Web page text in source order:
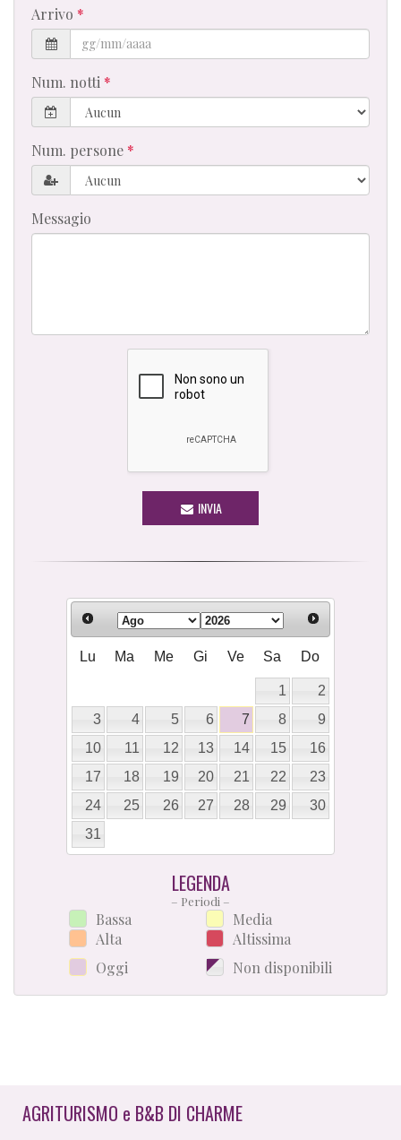
Arrivo
Num. notti
Num. persone
Messagio
INVIA
Lu Ma Me Gi Ve Sa Do
1
2
3
4 5 6 7 8
9
10
11 12 13 14 15
16
17
18 19 20 21 22
23
24
25 26 27 28 29
30
31
LEGENDA
– Periodi –
Bassa
Alta
Oggi
Media
Altissima
Non disponibili
AGRITURISMO e B&B DI CHARME